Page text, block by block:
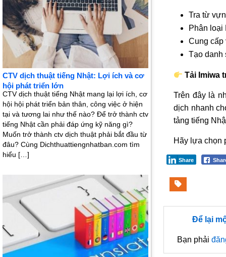
Tra từ
Phân loại
Cung cấp
Tạo danh
Tải Imiwa
Trên đây là
dịch nhanh
tảng tiếng
Hãy lựa chọn
Share
Để lại
Bạn phải
CTV dịch thuật tiếng Nhật: Lợi ích và cơ
hội phát triển lớn
CTV dịch thuật tiếng Nhật mang lại lợi ích, cơ
hội hội phát triển bản thân, công việc ở hiện
tại và tương lai như thế nào? Để trở thành ctv
tiếng Nhật cần phải đáp ứng kỹ năng gì?
Muốn trở thành ctv dịch thuật phải bắt đầu từ
đâu? Cùng Dichthuattiengnhatban.com tìm
hiểu […]